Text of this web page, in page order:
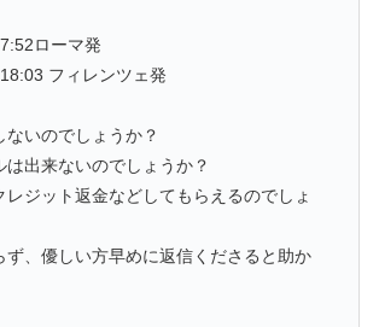
ローマ発
フィレンツェ発
ないのでしょうか？
は出来ないのでしょうか？
レジット返金などしてもらえるのでしょ
ず、優しい方早めに返信くださると助か